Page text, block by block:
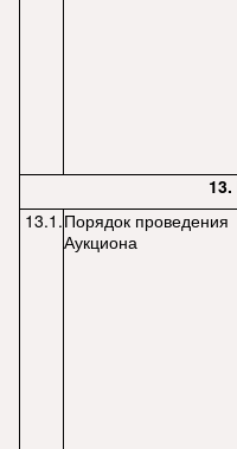
13.
13.1.Порядок проведения
Аукциона